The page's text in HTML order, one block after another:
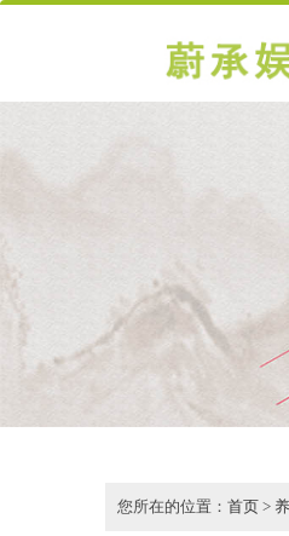
您所在的位置： 首页 >